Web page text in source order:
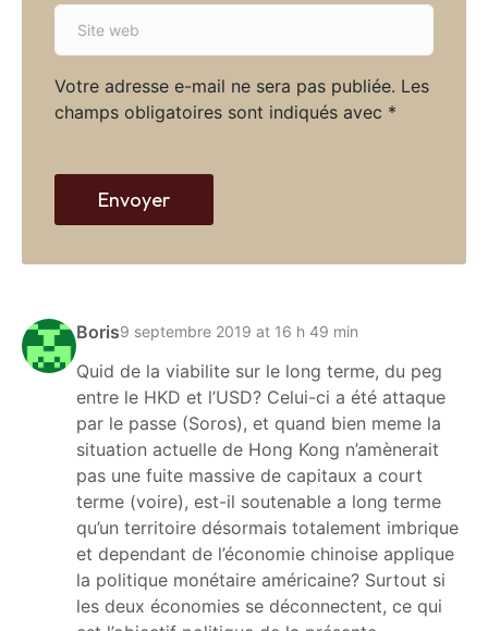
Boris9 septembre 2019 at 16 h 49 min
Quid de la viabilite sur le long terme, du peg
entre le HKD et l’USD? Celui-ci a été attaque
par le passe (Soros), et quand bien meme la
situation actuelle de Hong Kong n’amènerait
pas une fuite massive de capitaux a court
terme (voire), est-il soutenable a long terme
qu’un territoire désormais totalement imbrique
et dependant de l’économie chinoise applique
la politique monétaire américaine? Surtout si
les deux économies se déconnectent, ce qui
Votre adresse e-mail ne sera pas publiée. Les
champs obligatoires sont indiqués avec *
l
*
S
e
w
b
Envoyer